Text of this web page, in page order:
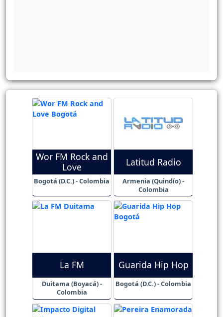
Wor FM Rock and
Love
Bogotá (D.C.) - Colombia
Latitud Radio
Armenia (Quindío) -
Colombia
La FM
Duitama (Boyacá) -
Colombia
Guarida Hip Hop
Bogotá (D.C.) - Colombia